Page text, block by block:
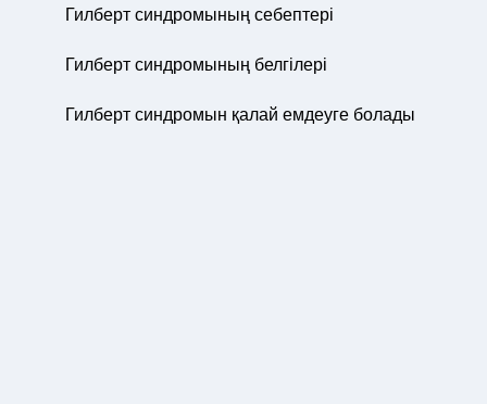
Гилберт синдромының себептері
Гилберт синдромының белгілері
Гилберт синдромын қалай емдеуге болады